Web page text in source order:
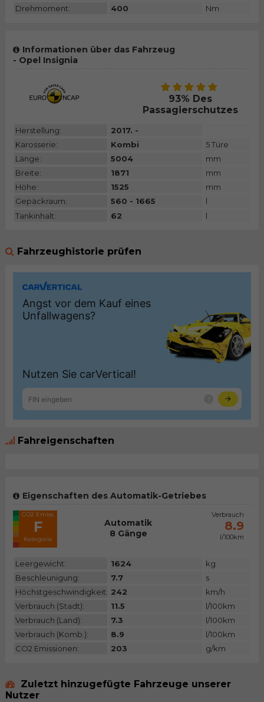
Drehmoment:
400 Nm
Informationen über das Fahrzeug
- Opel Insignia
93% Des
Passagierschutzes
Herstellung:
2017. -
Karosserie:
Kombi
5 Türe
Länge:
5004
mm
Breite:
1871
mm
Höhe:
1525
mm
Gepäckraum:
560 - 1665
l
Tankinhalt:
62 l
Fahrzeughistorie prüfen
Fahreigenschaften
Eigenschaften des Automatik-Getriebes
CO2 Emiss.
F
Kategorie
Automatik
8 Gänge
Verbrauch
8.9
l/100km
Leergewicht: 1624
kg
Beschleunigung:
7.7
s
Höchstgeschwindigkeit: 242
km/h
Verbrauch (Stadt):
11.5
l/100km
Verbrauch (Land):
7.3
l/100km
Verbrauch (Komb.):
8.9
l/100km
CO2 Emissionen:
203 g/km
Zuletzt hinzugefügte Fahrzeuge unserer
Nutzer